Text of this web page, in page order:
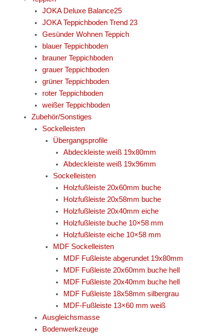
JOKA Deluxe Balance25
JOKA Teppichboden Trend 23
Gesünder Wohnen Teppich
blauer Teppichboden
brauner Teppichboden
grauer Teppichboden
grüner Teppichboden
roter Teppichboden
weißer Teppichboden
Zubehör/Sonstiges
Sockelleisten
Übergangsprofile
Abdeckleiste weiß 19x80mm
Abdeckleiste weiß 19x96mm
Sockelleisten
Holzfußleiste 20x60mm buche
Holzfußleiste 20x58mm buche
Holzfußleiste 20x40mm eiche
Holzfußleiste buche 10×58 mm
Holzfußleiste eiche 10×58 mm
MDF Sockelleisten
MDF Fußleiste abgerundet 19x80mm
MDF Fußleiste 20x60mm buche hell
MDF Fußleiste 20x40mm buche hell
MDF Fußleiste 18x58mm silbergrau
MDF-Fußleiste 13×60 mm weiß
Ausgleichsmasse
Bodenwerkzeuge